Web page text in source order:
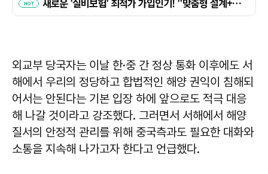
외교부 당국자는 이날 한·중 간 정상 통화 이후에도 서
해에서 우리의 정당하고 합법적인 해양 권익이 침해되
어서는 안된다는 기본 입장 하에 앞으로도 적극 대응
해 나갈 것이라고 강조했다. 그러면서 서해에서 해양
질서의 안정적 관리를 위해 중국측과도 필요한 대화와
소통을 지속해 나가고자 한다고 언급했다.